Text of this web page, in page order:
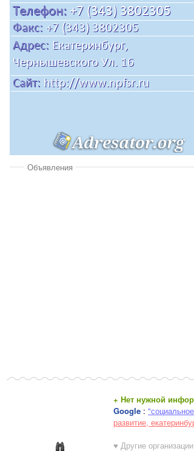
Объявления
+ Нет нужной
Google :
развитие,
♥ Другие